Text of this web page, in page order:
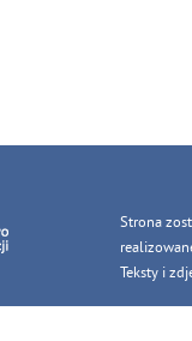
Strona
Teksty i